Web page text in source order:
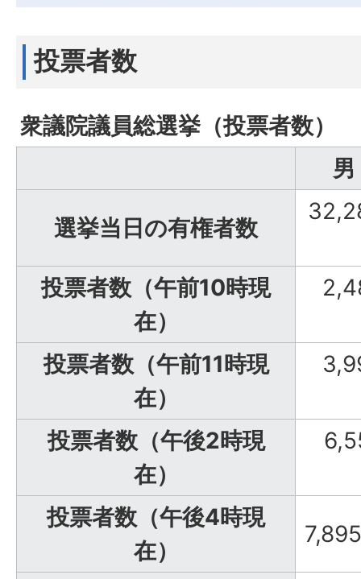
投票者数
衆議院議員総選挙（投票者数）
男
選挙当日の有権者数
投票者数（午前10時現
在）
投票者数（午前11時現
在）
投票者数（午後2時現
在）
投票者数（午後4時現
在）